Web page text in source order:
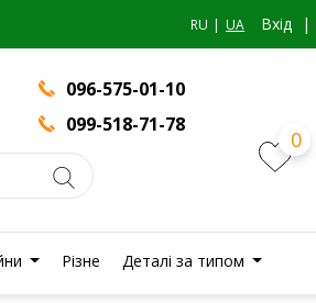
RU UA Вхiд |
096-575-01-10
099-518-71-78
0
Різне Деталі за типом